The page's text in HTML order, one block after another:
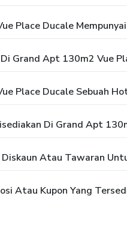
Place Ducale
Grand Apt 130m2 Vue
Place Ducale Sebuah
Di Grand Apt
Atau Tawaran
Atau Kupon Yang